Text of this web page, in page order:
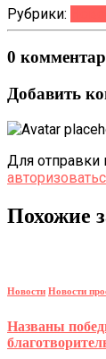
Рубрики:
0
Добавить
Для отправки
Похожие
Новости Новости
Названы